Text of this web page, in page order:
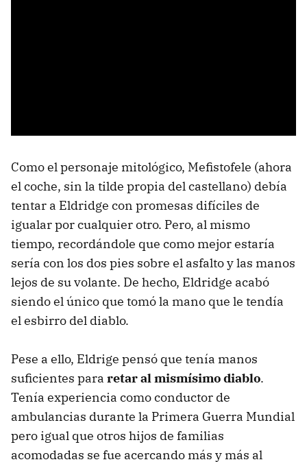
Como el personaje mitológico, Mefistofele (ahora
el coche, sin la tilde propia del castellano) debía
tentar a Eldridge con promesas difíciles de
igualar por cualquier otro. Pero, al mismo
tiempo, recordándole que como mejor estaría
sería con los dos pies sobre el asfalto y las manos
lejos de su volante. De hecho, Eldridge acabó
siendo el único que tomó la mano que le tendía
el esbirro del diablo.
Pese a ello, Eldrige pensó que tenía manos
suficientes para retar al mismísimo diablo.
Tenía experiencia como conductor de
ambulancias durante la Primera Guerra Mundial
pero igual que otros hijos de familias
acomodadas se fue acercando más y más al